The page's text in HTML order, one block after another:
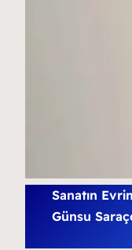
Sanatın
Günsu